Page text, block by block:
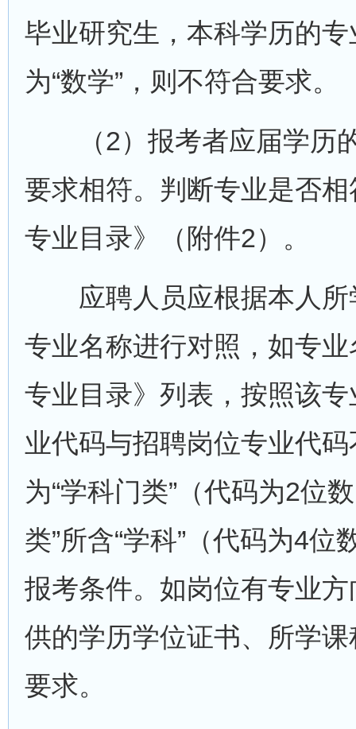
毕业研究生，本科学历的
为“数学”，则不符合要求。
（2）报考者应届学历的
要求相符。判断专业是否
专业目录》（附件2）。
应聘人员应根据本人所
专业名称进行对照，如专
专业目录》列表，按照该
业代码与招聘岗位专业代
为“学科门类”（代码为2位
类”所含“学科”（代码为4
报考条件。如岗位有专业
供的学历学位证书、所学
要求。